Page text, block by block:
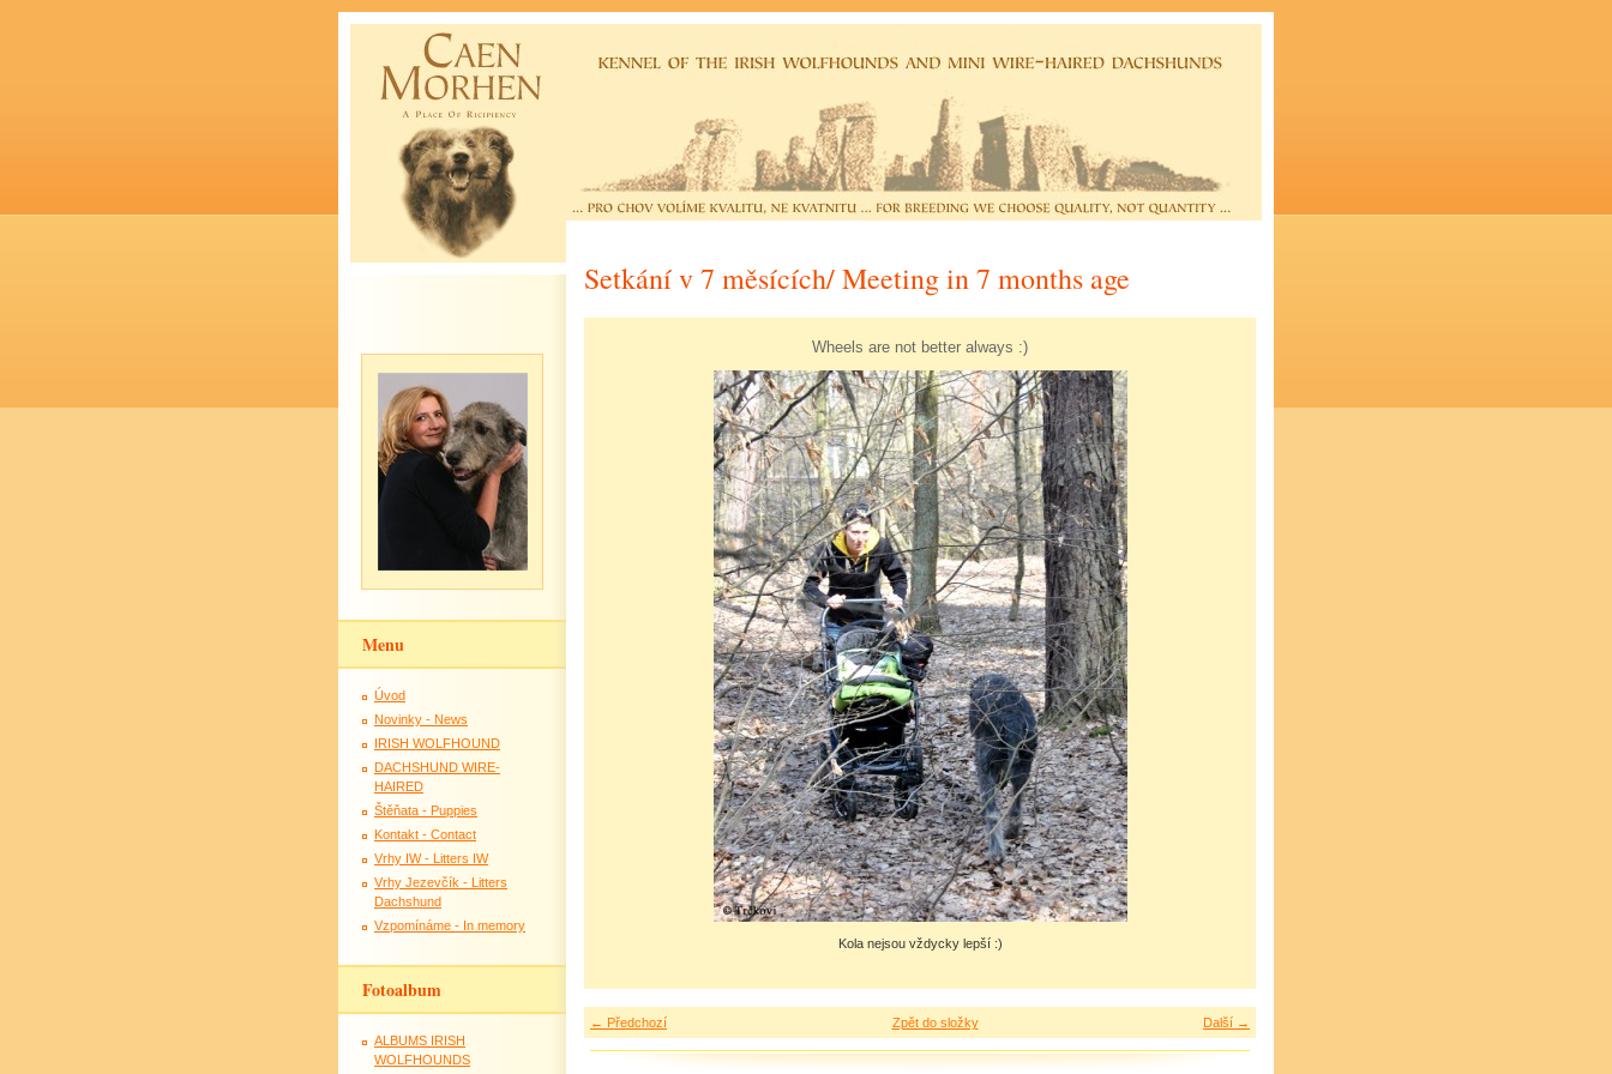
Setkání v 7 měsících/ Meeting in 7 months age
Wheels are not better always :)
Kola nejsou vždycky lepší :)
← Předchozí Další →
Zpět do složky
Menu
Úvod
Novinky - News
IRISH WOLFHOUND
DACHSHUND WIRE-
HAIRED
Štěňata - Puppies
Kontakt - Contact
Vrhy IW - Litters IW
Vrhy Jezevčík - Litters
Dachshund
Vzpomínáme - In memory
Fotoalbum
ALBUMS IRISH
WOLFHOUNDS